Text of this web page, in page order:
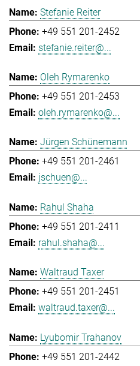
Stefanie Reiter
+49 551 201-2452
stefanie.reiter@...
Oleh Rymarenko
+49 551 201-2453
oleh.rymarenko@...
Jürgen Schünemann
+49 551 201-2461
jschuen@...
Rahul Shaha
+49 551 201-2411
rahul.shaha@...
Waltraud Taxer
+49 551 201-2451
waltraud.taxer@...
Lyubomir Trahanov
+49 551 201-2442